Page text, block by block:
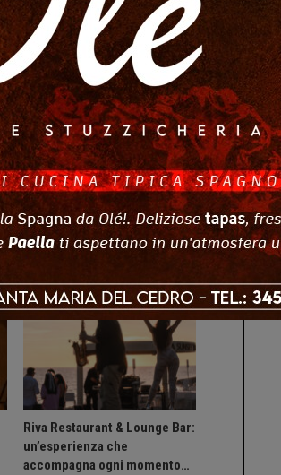
Altri Di Autore
CALABRIA
Riva Restaurant & Lounge Bar:
un’esperienza che
accompagna ogni momento…